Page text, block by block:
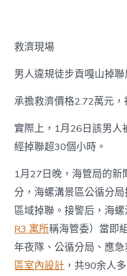
救濟現場
男人違規徒步貢嘎山掉
承擔救濟價格2.72萬元
實際上，1月26日該男人
經掉聯超30個小時。
1月27日晚，海管局的
分，海螺溝景區公循分
區域掉聯。接警后，海
R3 寓所稱海管委）當即
年夜隊、公循分局、應
區室內設計 ，共90余人